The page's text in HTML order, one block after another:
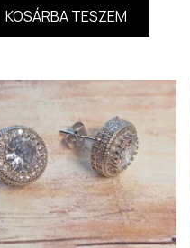
KOSÁRBA TESZEM